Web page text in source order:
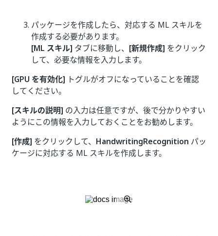
パッケージを作成したら、対応する ML スキルを
作成する必要があります。
[ML スキル] タブに移動し、 [新規作成] をクリック
して、必要な情報を入力します。
[GPU を有効化] トグルがオフになっていることを確認
してください。
[スキルの説明] の入力は任意ですが、後で分かりやすい
ようにこの情報を入力しておくことをお勧めします。
[作成] をクリックして、 HandwritingRecognition パッ
ケージに対応する ML スキルを作成します。